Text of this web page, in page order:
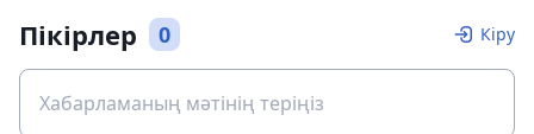
Пікірлер 0 Кіру